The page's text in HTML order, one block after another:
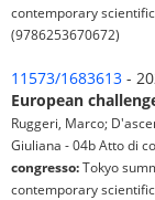
contemporary
(9786253670672)
11573/1683613 -
European
Ruggeri, Marco;
Giuliana - 04b Atto di
congresso:Tokyo
contemporary